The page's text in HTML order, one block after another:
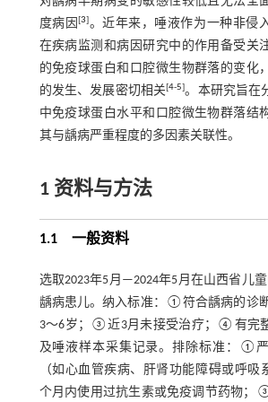
度病因[3]。近年来，唾液作为一种非侵
在疾病监测和病因研究中的作用备受关
的免疫球蛋白和口腔微生物群落的变化
的发生、发展密切相关[4-5]。本研究旨在
中免疫球蛋白水平和口腔微生物群落结
其与龋病严重程度的多因素关联性。
1 资料与方法
1.1 一般资料
选取2023年5月—2024年5月在山西省儿
龋病患儿。纳入标准：①符合龋病的诊
3～6岁；③近3月未接受治疗；④有完
及唾液样本采集记录。排除标准：①
（如心血管疾病、肝肾功能障碍或呼
个月内使用过抗生素或免疫调节药物；